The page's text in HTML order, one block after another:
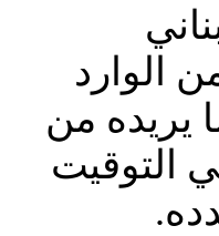
الوارد
يريده من
التوقيت